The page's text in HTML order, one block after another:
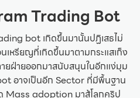
Trading Bot
bot เกิดขึ้นมานั้นปฏิเสธไม่
เหรียญที่เกิดขึ้นมาตามกระแสเก็ง
ยฝ่ายออกมาสนับสนุนในอีกแง่มุม
อาจเป็นอีก Sector ที่มีพื้นฐาน
Mass adoption มาสู้โลกคริป